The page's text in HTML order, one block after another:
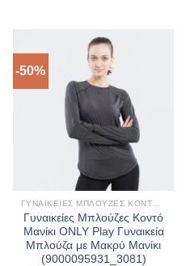
-50%
Γυναικείες Μπλούζες Κοντό
Μανίκι ONLY Play Γυναικεία
Μπλούζα με Μακρύ Μανίκι
(9000095931_3081)